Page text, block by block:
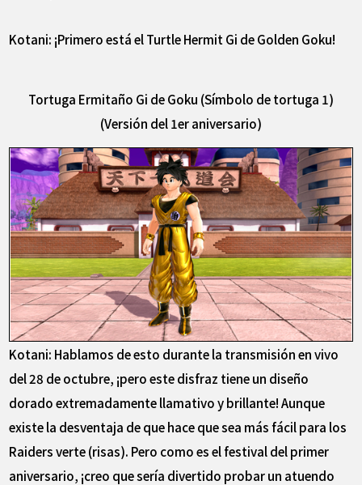
Kotani: ¡Primero está el Turtle Hermit Gi de Golden Goku!
Tortuga Ermitaño Gi de Goku (Símbolo de tortuga 1)
(Versión del 1er aniversario)
Kotani: Hablamos de esto durante la transmisión en vivo
del 28 de octubre, ¡pero este disfraz tiene un diseño
dorado extremadamente llamativo y brillante! Aunque
existe la desventaja de que hace que sea más fácil para los
Raiders verte (risas). Pero como es el festival del primer
aniversario, ¡creo que sería divertido probar un atuendo